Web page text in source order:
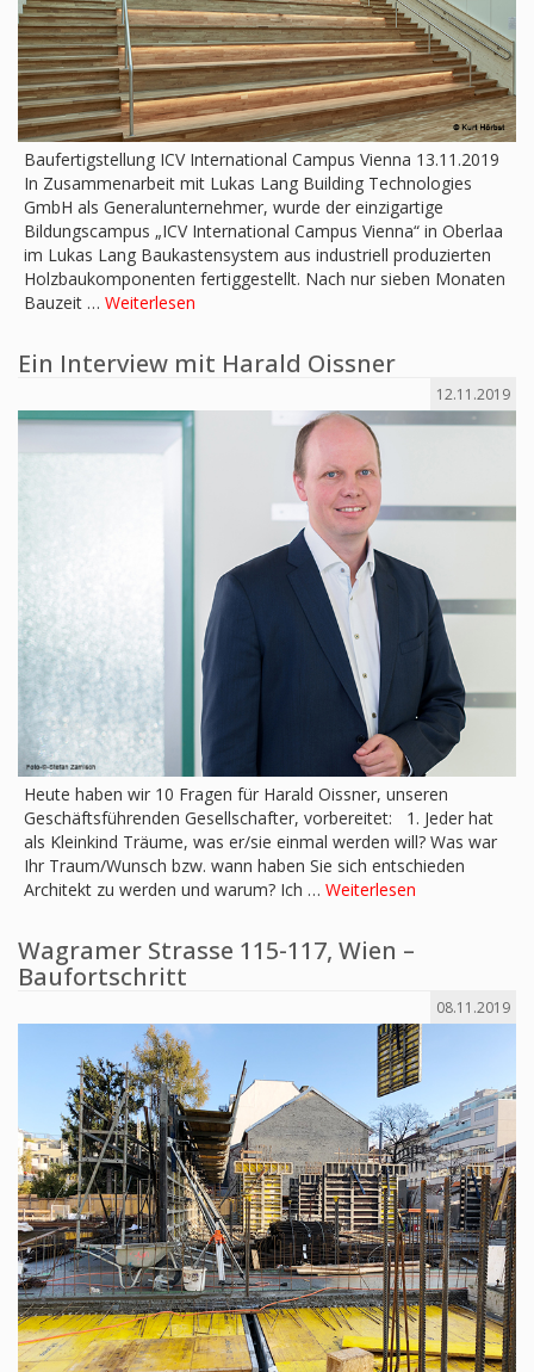
Baufertigstellung ICV International Campus Vienna 13.11.2019
In Zusammenarbeit mit Lukas Lang Building Technologies
GmbH als Generalunternehmer, wurde der einzigartige
Bildungscampus „ICV International Campus Vienna“ in Oberlaa
im Lukas Lang Baukastensystem aus industriell produzierten
Holzbaukomponenten fertiggestellt. Nach nur sieben Monaten
Bauzeit … Weiterlesen
Ein Interview mit Harald Oissner
12.11.2019
Heute haben wir 10 Fragen für Harald Oissner, unseren
Geschäftsführenden Gesellschafter, vorbereitet: 1. Jeder hat
als Kleinkind Träume, was er/sie einmal werden will? Was war
Ihr Traum/Wunsch bzw. wann haben Sie sich entschieden
Architekt zu werden und warum? Ich … Weiterlesen
Wagramer Strasse 115-117, Wien –
Baufortschritt
08.11.2019